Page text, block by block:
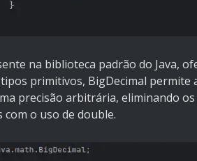
na biblioteca padrão do Java,
primitivos, BigDecimal permite
precisão arbitrária, eliminando
com o uso de double.